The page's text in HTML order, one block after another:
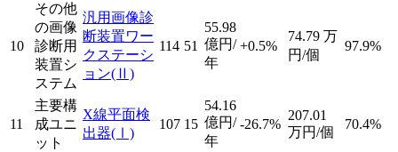
10
その他
の画像
診断用
装置シ
ステム
汎用画像診
断装置ワー
クステーシ
ョン(Ⅱ)
114 51
55.98
億円/
年
+0.5%
74.79 万
円/個
97.9%
11
主要構
成ユニ
ット
X線平面検
出器(Ⅰ)
107 15
54.16
億円/
年
-26.7%
207.01
万円/個
70.4%